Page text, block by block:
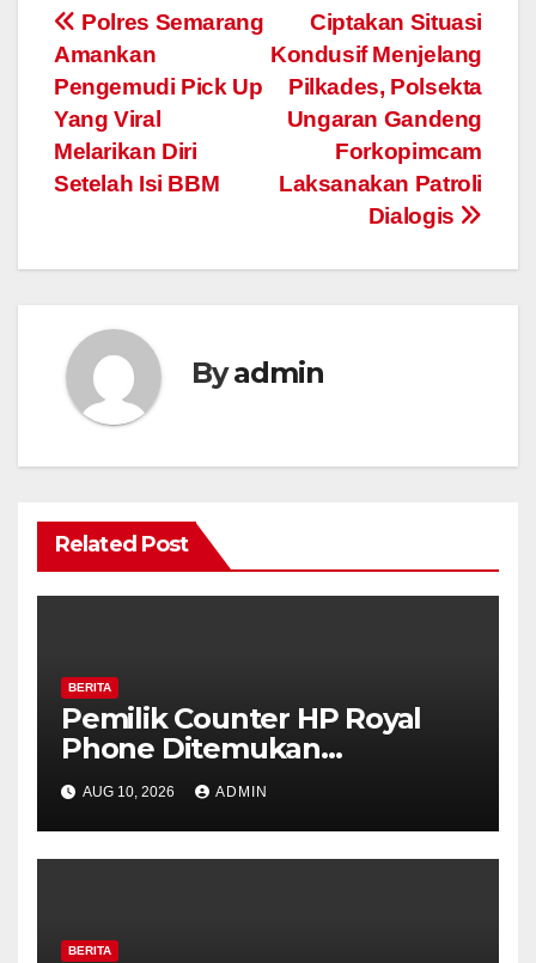
Post
navigation
Ciptakan Situasi
Kondusif Menjelang
Pilkades, Polsekta
Ungaran Gandeng
Forkopimcam
Laksanakan Patroli
Dialogis
Polres Semarang
Amankan
Pengemudi Pick Up
Yang Viral
Melarikan Diri
Setelah Isi BBM
Byadmin
Related Post
BERITA
Pemilik Counter HP Royal
Phone Ditemukan
Meninggal di Dalam Mobil di
Grobogan, Polisi Dalami
Keterkaitan dengan Kasus
Pencurian.
AUG 10, 2026 ADMIN
BERITA